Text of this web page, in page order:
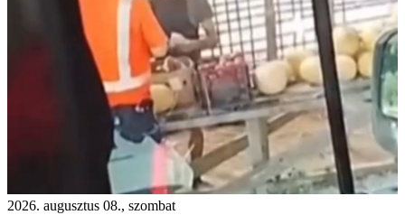
2026. augusztus 08., szombat